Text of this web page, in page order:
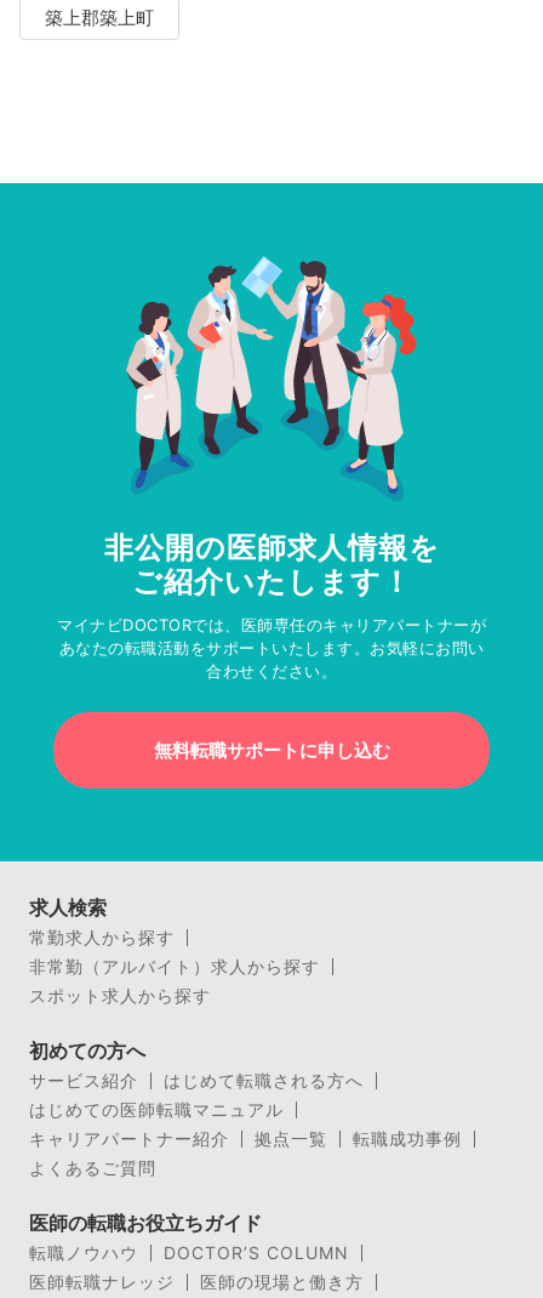
築上郡築上町
非公開の医師求人情報を
ご紹介いたします！
マイナビDOCTORでは、医師専任のキャリアパートナーが
あなたの転職活動をサポートいたします。お気軽にお問い
合わせください。
無料転職サポートに申し込む
求人検索
常勤求人から探す
非常勤（アルバイト）求人から探す
スポット求人から探す
初めての方へ
サービス紹介
はじめて転職される方へ
はじめての医師転職マニュアル
キャリアパートナー紹介
拠点一覧
転職成功事例
よくあるご質問
医師の転職お役立ちガイド
転職ノウハウ
DOCTOR’S COLUMN
医師転職ナレッジ
医師の現場と働き方